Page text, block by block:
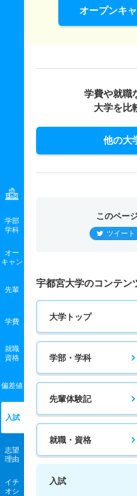
学部
学科
オー
キャン
先輩
学費
就職
資格
偏差値
入試
志望
理由
イチ
オシ
オープンキ
学費や就職
大学を比
他の大
このペー
ツイート
宇都宮大学のコンテン
大学トップ
学部・学科
先輩体験記
就職・資格
入試